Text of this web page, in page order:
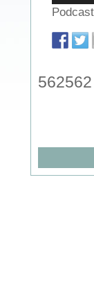
áudio
562562